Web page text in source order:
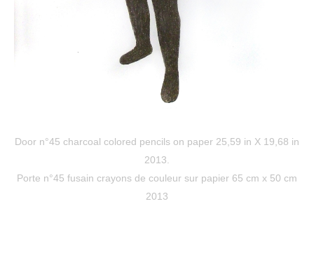
Door n°45 charcoal colored pencils on paper 25,59 in X 19,68 in
2013.
Porte n°45 fusain crayons de couleur sur papier 65 cm x 50 cm
2013